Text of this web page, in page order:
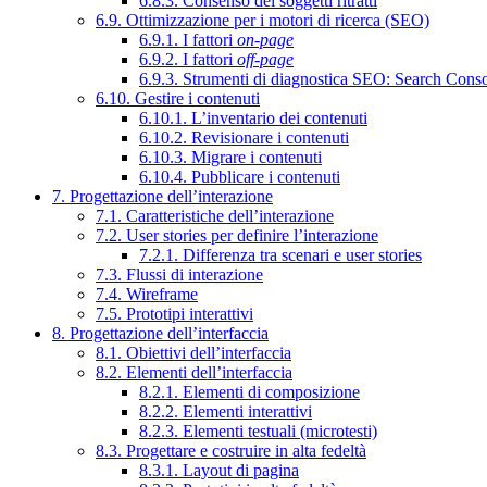
6.9. Ottimizzazione per i motori di ricerca (SEO)
6.9.1. I fattori on-page
6.9.2. I fattori off-page
6.9.3. Strumenti di diagnostica SEO: Search
6.10. Gestire i contenuti
6.10.1. L’inventario dei contenuti
6.10.2. Revisionare i contenuti
6.10.3. Migrare i contenuti
6.10.4. Pubblicare i contenuti
7. Progettazione dell’interazione
7.1. Caratteristiche dell’interazione
7.2. User stories per definire l’interazione
7.2.1. Differenza tra scenari e user stories
7.3. Flussi di interazione
7.4. Wireframe
7.5. Prototipi interattivi
8. Progettazione dell’interfaccia
8.1. Obiettivi dell’interfaccia
8.2. Elementi dell’interfaccia
8.2.1. Elementi di composizione
8.2.2. Elementi interattivi
8.2.3. Elementi testuali (microtesti)
8.3. Progettare e costruire in alta fedeltà
8.3.1. Layout di pagina